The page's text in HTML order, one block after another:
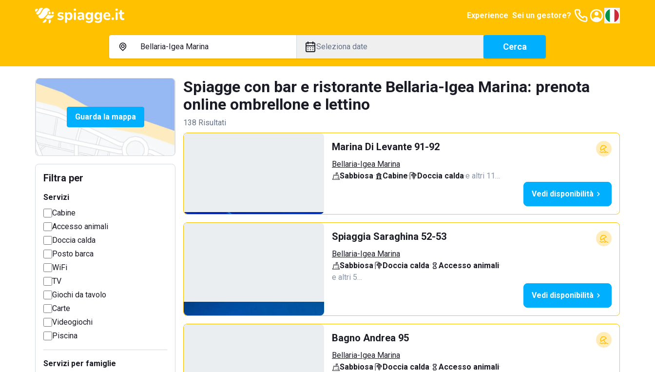
Experience Sei un gestore?
Seleziona date Cerca
Guarda la mappa
Filtra per
Servizi
Cabine
Accesso animali
Doccia calda
Posto barca
WiFi
TV
Giochi da tavolo
Carte
Videogiochi
Piscina
Servizi per famiglie
Spiagge con bar e ristorante Bellaria-Igea Marina: prenota
online ombrellone e lettino
138 Risultati
Marina Di Levante 91-92
Bellaria-Igea Marina
Sabbiosa· Cabine· Doccia calda·e altri 11…
Vedi disponibilità
Spiaggia Saraghina 52-53
Bellaria-Igea Marina
Sabbiosa· Doccia calda· Accesso animali·
e altri 5…
Vedi disponibilità
Bagno Andrea 95
Bellaria-Igea Marina
Sabbiosa· Doccia calda· Accesso animali·